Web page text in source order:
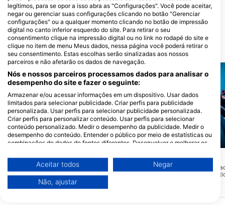
Key Dives
79851 Overseas Highway, 33036
Islamorada, FL - Estados Unidos
Locais de mergulho próximos
Sand Key Lighthouse(★4.1)
Sand Key é uma área de Preservação do
Santuário que originalmente era sua
Mares, Predrag Vuckovic
Lost Reef(★4.4)
O recife perdido é um
dizer. Fora da trilha
recomendo fortemente
legítimos, para se opor a isso abra as "Configurações". Você pode aceitar,
negar ou gerenciar suas configurações clicando no botão "Gerenciar
configurações" ou a qualquer momento clicando no botão de impressão
digital no canto inferior esquerdo do site. Para retirar o seu
consentimento clique na impressão digital ou no link no rodapé do site e
clique no item de menu Meus dados, nessa página você poderá retirar o
seu consentimento. Estas escolhas serão sinalizadas aos nossos
parceiros e não afetarão os dados de navegação.
Nós e nossos parceiros processamos dados para analisar o
desempenho do site e fazer o seguinte:
Armazenar e/ou acessar informações em um dispositivo. Usar dados
limitados para selecionar publicidade. Criar perfis para publicidade
personalizada. Usar perfis para selecionar publicidade personalizada.
Criar perfis para personalizar conteúdo. Usar perfis para selecionar
conteúdo personalizado. Medir o desempenho da publicidade. Medir o
desempenho do conteúdo. Entender o público por meio de estatísticas ou
combinações de dados de fontes diferentes. Desenvolver e melhorar os
Você pode encontrar mais informações sobre o uso de dados pelo Google
aqui: https://business.safety.google/privacy/
Os dados podem ser partilhados fora da União Europeia e enviados para
Aceitar todos Negar
Não, ajustar